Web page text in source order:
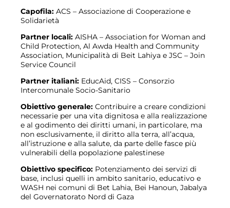
Capofila: ACS – Associazione di Cooperazione e
Solidarietà
Partner locali: AISHA – Association for Woman and
Child Protection, Al Awda Health and Community
Association, Municipalità di Beit Lahiya e JSC – Join
Service Council
Partner italiani: EducAid, CISS – Consorzio
Intercomunale Socio-Sanitario
Obiettivo generale: Contribuire a creare condizioni
necessarie per una vita dignitosa e alla realizzazione
e al godimento dei diritti umani, in particolare, ma
non esclusivamente, il diritto alla terra, all’acqua,
all’istruzione e alla salute, da parte delle fasce più
vulnerabili della popolazione palestinese
Obiettivo specifico: Potenziamento dei servizi di
base, inclusi quelli in ambito sanitario, educativo e
WASH nei comuni di Bet Lahia, Bei Hanoun, Jabalya
del Governatorato Nord di Gaza